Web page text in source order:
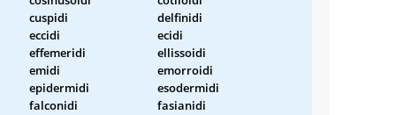
cuspidi
delfinidi
eccidi
ecidi
effemeridi
ellissoidi
emidi
emorroidi
epidermidi
esodermidi
falconidi
fasianidi